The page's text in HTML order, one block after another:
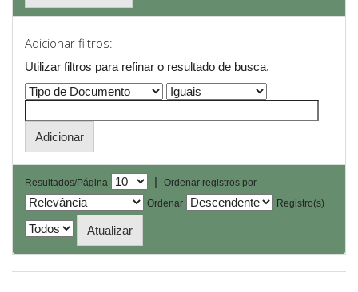
Adicionar filtros:
Utilizar filtros para refinar o resultado de busca.
Resultados/Página |
Ordenar registros por
Ordenar
Registro(s)